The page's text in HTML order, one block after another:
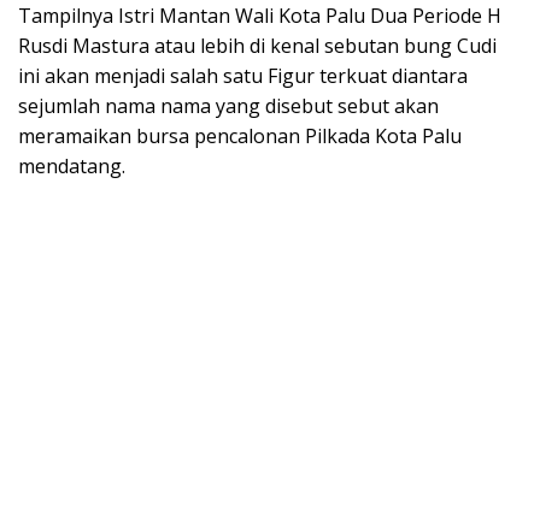
Tampilnya Istri Mantan Wali Kota Palu Dua Periode H
Rusdi Mastura atau lebih di kenal sebutan bung Cudi
ini akan menjadi salah satu Figur terkuat diantara
sejumlah nama nama yang disebut sebut akan
meramaikan bursa pencalonan Pilkada Kota Palu
mendatang.